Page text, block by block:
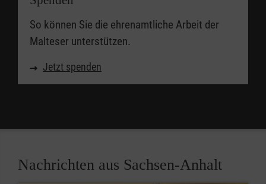
So können Sie die ehrenamtliche Arbeit der
Malteser unterstützen.
Jetzt spenden
Nachrichten aus Sachsen-Anhalt